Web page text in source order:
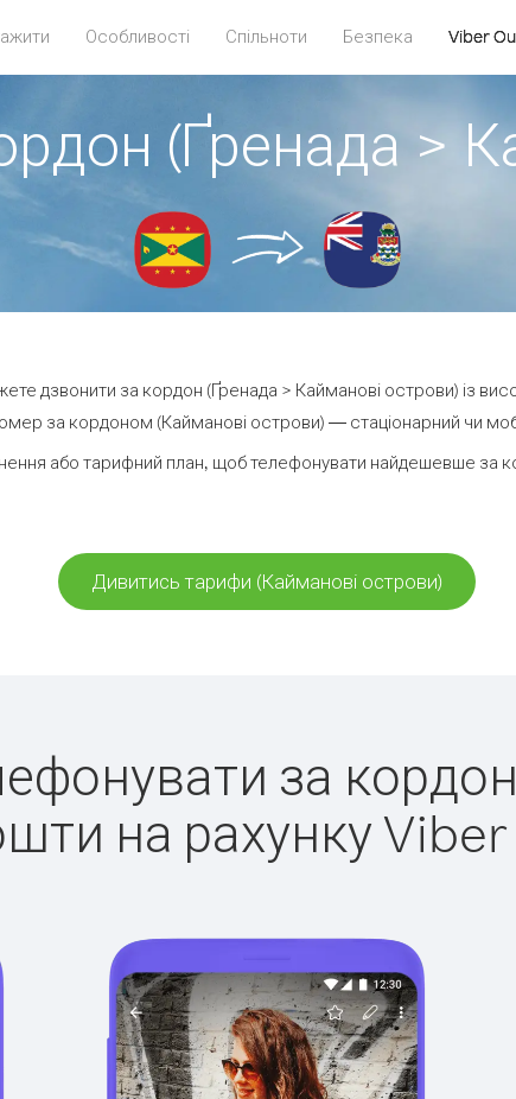
Особливості Спільноти Безпека Viber
(Ґренада >
дзвонити за кордон (Ґренада > Кайманові острови) із
за кордоном (Кайманові острови) — стаціонарний чи
або тарифний план, щоб телефонувати найдешевше за
Дивитись тарифи (Кайманові острови)
за
на рахунку